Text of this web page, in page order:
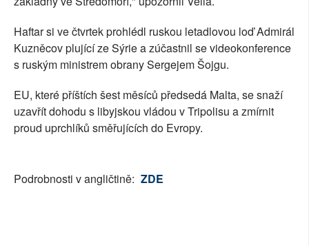
Haftar si ve čtvrtek prohlédl ruskou letadlovou loď Admirál
Kuzněcov plující ze Sýrie a zúčastnil se videokonference
s ruským ministrem obrany Sergejem Šojgu.
EU, které příštích šest měsíců předsedá Malta, se snaží
uzavřít dohodu s libyjskou vládou v Tripolisu a zmírnit
proud uprchlíků směřujících do Evropy.
Podrobnosti v angličtině: ZDE